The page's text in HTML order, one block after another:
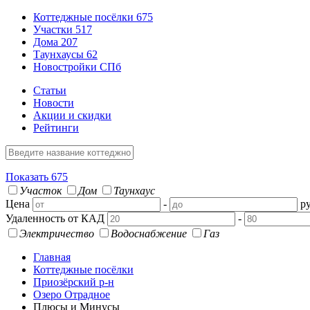
Коттеджные посёлки 675
Участки 517
Дома 207
Таунхаусы 62
Новостройки СПб
Статьи
Новости
Акции и скидки
Рейтинги
Показать 675
Участок
Дом
Таунхаус
Цена
-
Удаленность от КАД
-
Электричество
Водоснабжение
Газ
Главная
Коттеджные посёлки
Приозёрский р-н
Озеро Отрадное
Плюсы и Минусы